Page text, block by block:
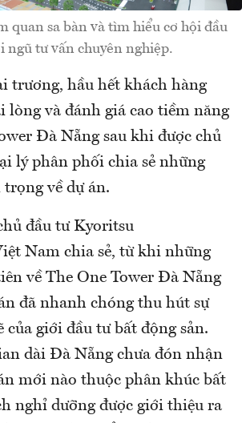
quan sa bàn và tìm hiểu cơ hội đầu
ngũ tư vấn chuyên nghiệp.
trương, hầu hết khách hàng
lòng và đánh giá cao tiềm năng
Đà Nẵng sau khi được chủ
lý phân phối chia sẻ những
về dự án.
đầu tư Kyoritsu
Nam chia sẻ, từ khi những
về The One Tower Đà Nẵng
đã nhanh chóng thu hút sự
của giới đầu tư bất động sản.
dài Đà Nẵng chưa đón nhận
mới nào thuộc phân khúc bất
nghỉ dưỡng được giới thiệu ra